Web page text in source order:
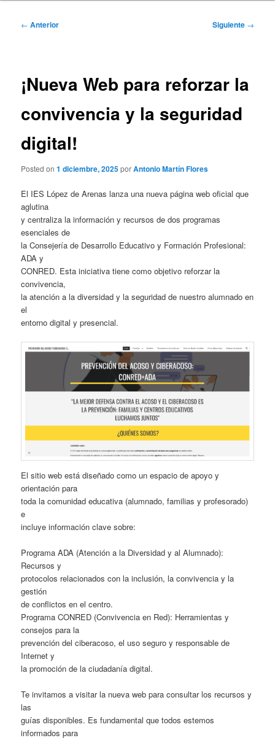
Navegación
← Anterior Siguiente →
¡Nueva Web para reforzar la
convivencia y la seguridad
digital!
Posted on1 diciembre, 2025porAntonio Martín Flores
El IES López de Arenas lanza una nueva página web oficial que
aglutina
y centraliza la información y recursos de dos programas
esenciales de
la Consejería de Desarrollo Educativo y Formación Profesional:
ADA y
CONRED. Esta iniciativa tiene como objetivo reforzar la
convivencia,
la atención a la diversidad y la seguridad de nuestro alumnado en
el
entorno digital y presencial.
El sitio web está diseñado como un espacio de apoyo y
orientación para
toda la comunidad educativa (alumnado, familias y profesorado)
e
incluye información clave sobre:
Programa ADA (Atención a la Diversidad y al Alumnado):
Recursos y
protocolos relacionados con la inclusión, la convivencia y la
gestión
de conflictos en el centro.
Programa CONRED (Convivencia en Red): Herramientas y
consejos para la
prevención del ciberacoso, el uso seguro y responsable de
Internet y
la promoción de la ciudadanía digital.
Te invitamos a visitar la nueva web para consultar los recursos y
las
guías disponibles. Es fundamental que todos estemos
informados para